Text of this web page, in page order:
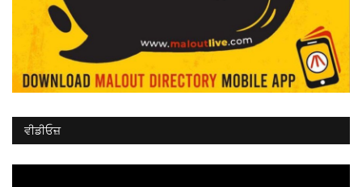
ਵੀਡੀਓਜ਼